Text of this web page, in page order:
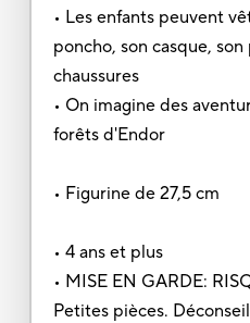
• Les enfants peuvent
poncho, son casque,
chaussures
• On imagine des
forêts d'Endor
• Figurine de 27,5 cm
• 4 ans et plus
• MISE EN GARDE:
Petites pièces.